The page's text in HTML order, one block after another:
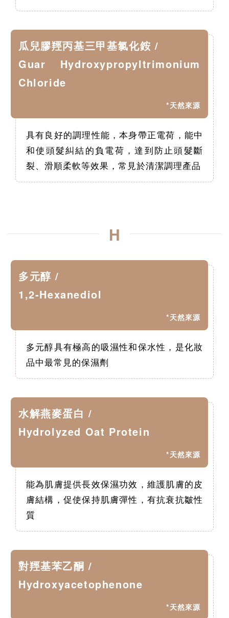
瓜兒膠羥丙基三甲基氯化銨 /
Guar Hydroxypropyltrimonium
Chloride
*天然來源
具有良好的調理性能，本身帶正電荷，能中
和使頭髮糾結的負電荷，達到防止頭髮斷
裂、滑順柔軟等效果，常見於清潔調理產品
H
多元醇 /
1,2-Hexanediol
*天然來源
多元醇具有極高的吸濕性和保水性，是化妝
品中最常見的保濕劑
水解燕麥蛋白 /
Hydrolyzed Oat Protein
*天然來源
能為肌膚提供長效保濕功效，維護肌膚的皮
膚結構，促使保持肌膚彈性，有抗衰抗皺性
質
對羥基苯乙酮 /
Hydroxyacetophenone
*天然來源